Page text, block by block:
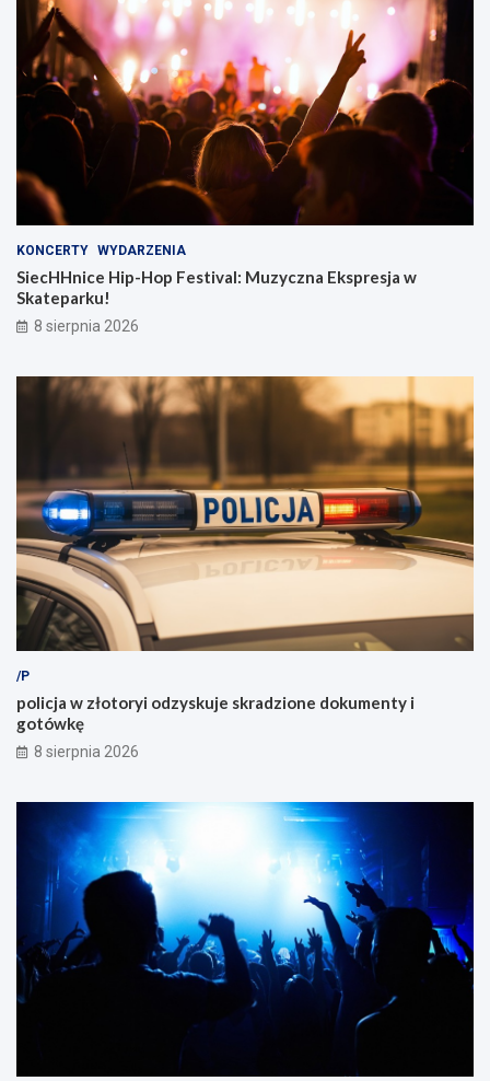
KONCERTY WYDARZENIA
SiecHHnice Hip-Hop Festival: Muzyczna Ekspresja w
Skateparku!
8 sierpnia 2026
/P
policja w złotoryi odzyskuje skradzione dokumenty i
gotówkę
8 sierpnia 2026